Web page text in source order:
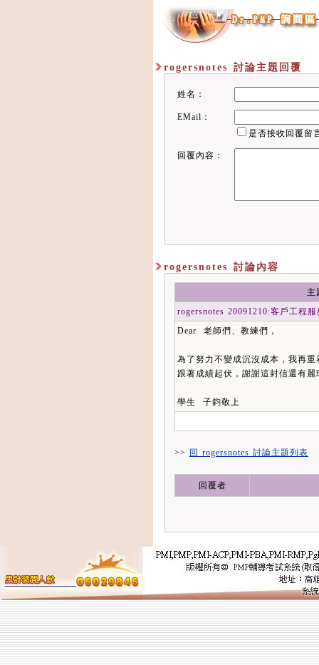
rogersnotes 討論主題回覆
姓名：
EMail：
是否接收回覆留
回覆內容：
rogersnotes 討論內容
主
rogersnotes 20091210:客戶工程
Dear 老師們、教練們，
為了努力不變成沉沒成本，我再
跟著成績起伏，謝謝這封信還有
學生 子鈞敬上
>> 回 rogersnotes 討論主題列表
回覆者